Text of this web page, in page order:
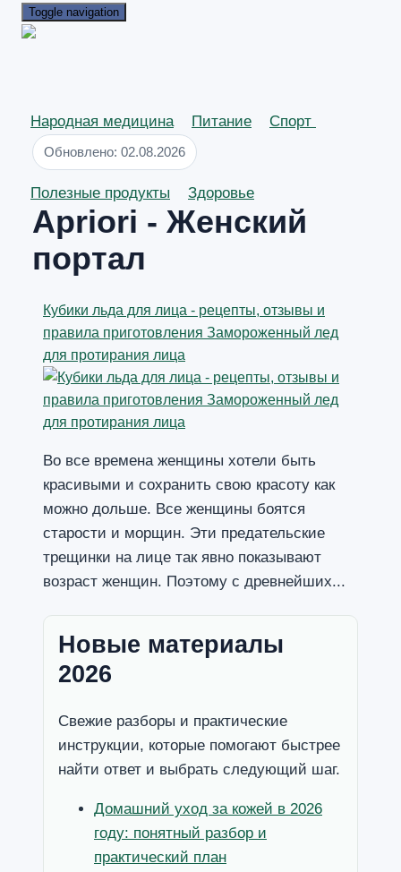
Toggle navigation
Народная медицина Питание Спорт
Полезные продукты Здоровье
Обновлено: 02.08.2026
Apriori - Женский
портал
Кубики льда для лица - рецепты, отзывы и
правила приготовления Замороженный лед
для протирания лица
Во все времена женщины хотели быть
красивыми и сохранить свою красоту как
можно дольше. Все женщины боятся
старости и морщин. Эти предательские
трещинки на лице так явно показывают
возраст женщин. Поэтому с древнейших...
Новые материалы
2026
Свежие разборы и практические
инструкции, которые помогают быстрее
найти ответ и выбрать следующий шаг.
Домашний уход за кожей в 2026
году: понятный разбор и
практический план